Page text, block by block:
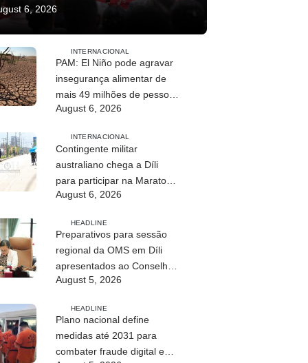
6, 2026
INTERNACIONAL
PAM: El Niño pode agravar
insegurança alimentar de
mais 49 milhões de pessoas
até 2027
August 6, 2026
INTERNACIONAL
Contingente militar
australiano chega a Díli
para participar na Maratona
Internacional de 2026
August 6, 2026
HEADLINE
Preparativos para sessão
regional da OMS em Díli
apresentados ao Conselho
de Ministros
August 5, 2026
HEADLINE
Plano nacional define
medidas até 2031 para
combater fraude digital e